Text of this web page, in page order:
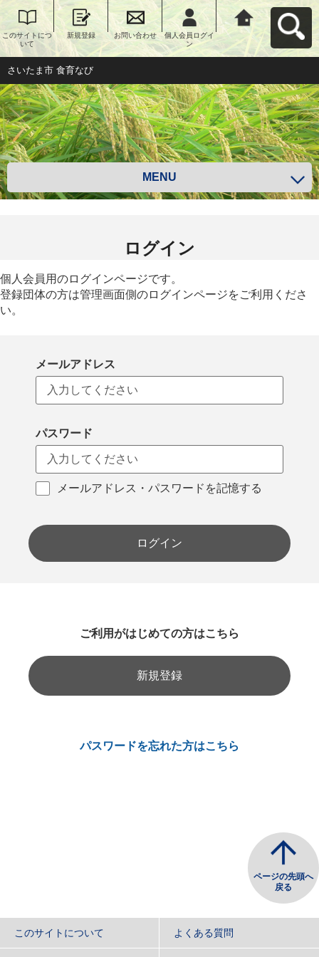
このサイトにつ
いて
新規登録 お問い合わせ
個人会員ログイ
ン
さいたま市 食育
なびへ戻る
さいたま市 食育なび
MENU
ログイン
個人会員用のログインページです。
登録団体の方は管理画面側のログインページをご利用くださ
い。
メールアドレス
パスワード
メールアドレス・パスワードを記憶する
ログイン
ご利用がはじめての方はこちら
新規登録
パスワードを忘れた方はこちら
ページの先頭へ
戻る
このサイトについて よくある質問